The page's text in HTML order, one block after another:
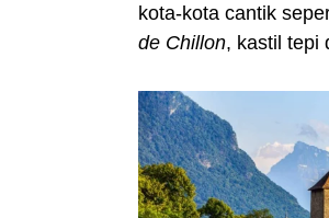
kota-kota cantik
de Chillon, kastil tepi